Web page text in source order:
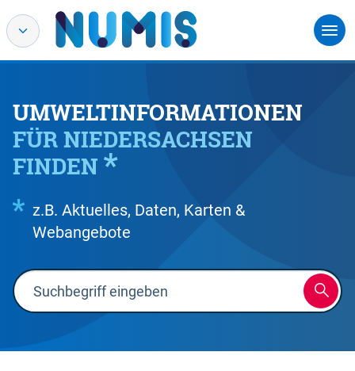
UMWELTINFORMATIONEN
FÜR NIEDERSACHSEN
FINDEN
z.B. Aktuelles, Daten, Karten &
Webangebote